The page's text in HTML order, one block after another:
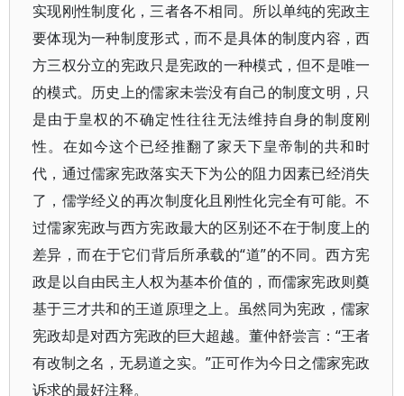
实现刚性制度化，三者各不相同。所以单纯的宪政主
要体现为一种制度形式，而不是具体的制度内容，西
方三权分立的宪政只是宪政的一种模式，但不是唯一
的模式。历史上的儒家未尝没有自己的制度文明，只
是由于皇权的不确定性往往无法维持自身的制度刚
性。在如今这个已经推翻了家天下皇帝制的共和时
代，通过儒家宪政落实天下为公的阻力因素已经消失
了，儒学经义的再次制度化且刚性化完全有可能。不
过儒家宪政与西方宪政最大的区别还不在于制度上的
差异，而在于它们背后所承载的“道”的不同。西方宪
政是以自由民主人权为基本价值的，而儒家宪政则奠
基于三才共和的王道原理之上。虽然同为宪政，儒家
宪政却是对西方宪政的巨大超越。董仲舒尝言：“王者
有改制之名，无易道之实。”正可作为今日之儒家宪政
诉求的最好注释。